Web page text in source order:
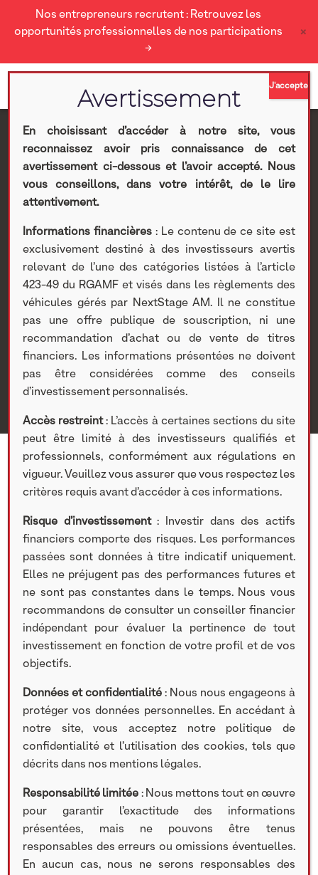
Nos entrepreneurs recrutent : Retrouvez les
opportunités professionnelles de nos participations
→
×
Enertime : Communiqué
de presse relatif à
l’impact du Covid-19 sur
l’activité de la Société
Nextstage AM >Actualités Nextstage AM >Nos
participations>Investissements cotés>Information
Covid-19> Enertime : Communiqué de presse relatif à
l’impact du Covid-19 sur l’activité de la Société
31 JUILLET 2020
Participation concernée :
Enertime
TÉLÉCHARGER LE DOCUMENT
Partager cet article
Rechercher
Catégories
En choisissant d’accéder à notre site, vous
reconnaissez avoir pris connaissance de cet
avertissement ci-dessous et l’avoir accepté. Nous
vous conseillons, dans votre intérêt, de le lire
attentivement.
Informations financières : Le contenu de ce site est
exclusivement destiné à des investisseurs avertis
relevant de l’une des catégories listées à l’article
423-49 du RGAMF et visés dans les règlements des
véhicules gérés par NextStage AM. Il ne constitue
pas une offre publique de souscription, ni une
recommandation d’achat ou de vente de titres
financiers. Les informations présentées ne doivent
pas être considérées comme des conseils
d’investissement personnalisés.
Accès restreint: L’accès à certaines sections du site
peut être limité à des investisseurs qualifiés et
professionnels, conformément aux régulations en
vigueur. Veuillez vous assurer que vous respectez les
critères requis avant d’accéder à ces informations.
Risque d’investissement: Investir dans des actifs
financiers comporte des risques. Les performances
passées sont données à titre indicatif uniquement.
Elles ne préjugent pas des performances futures et
ne sont pas constantes dans le temps. Nous vous
recommandons de consulter un conseiller financier
indépendant pour évaluer la pertinence de tout
investissement en fonction de votre profil et de vos
objectifs.
Données et confidentialité : Nous nous engageons à
protéger vos données personnelles. En accédant à
notre site, vous acceptez notre politique de
confidentialité et l’utilisation des cookies, tels que
décrits dans nos mentions légales.
Responsabilité limitée : Nous mettons tout en œuvre
pour garantir l’exactitude des informations
présentées, mais ne pouvons être tenus
responsables des erreurs ou omissions éventuelles.
En aucun cas, nous ne serons responsables des